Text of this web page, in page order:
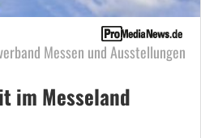
Messen und Ausstellungen
im Messeland